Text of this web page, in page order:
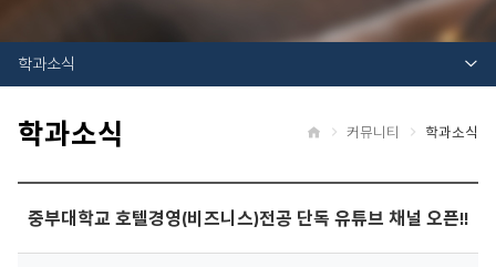
학과소식
학과소식 커뮤니티 학과소식
중부대학교 호텔경영(비즈니스)전공 단독 유튜브 채널 오픈!!